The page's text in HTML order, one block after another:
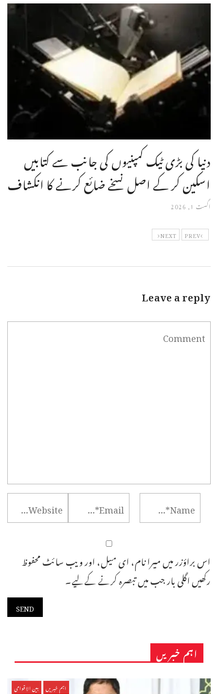
دنیا کی بڑی ٹیک کمپنیوں کی جانب سے کتابیں
اسکین کر کے اصل نسخے ضائع کرنے کا انکشاف
اگست 1, 2026
PREV
NEXT
Leave a reply
اس براؤزر میں میرا نام، ای میل، اور ویب سائٹ محفوظ
رکھیں اگلی بار جب میں تبصرہ کرنے کےلیے۔
اہم خبریں
اہم خبریں بین الاقوامی